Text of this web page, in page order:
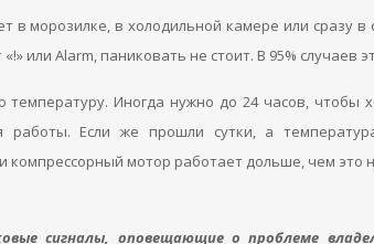
в морозилке, в холодильной камере или сразу в
или Alarm, паниковать не стоит. В 95% случаев
Иногда нужно до 24 часов, чтобы
Если же прошли сутки, а
мотор работает дольше, чем это
сигналы, оповещающие о проблеме